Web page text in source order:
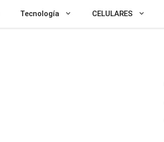
Tecnología CELULARES